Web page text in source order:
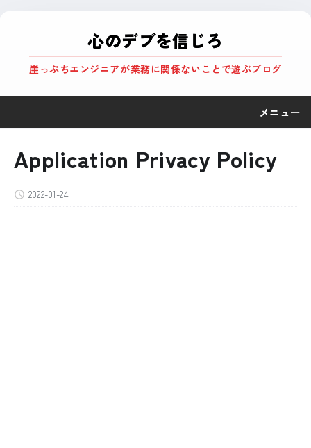
心のデブを信じろ
崖っぷちエンジニアが業務に関係ないことで遊ぶブログ
メニュー
Application Privacy Policy
2022-01-24